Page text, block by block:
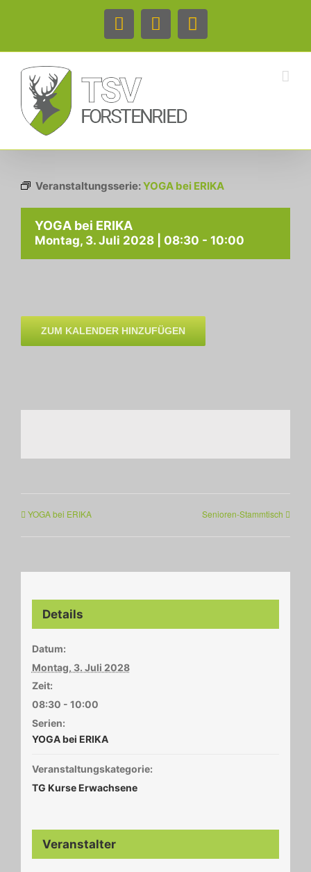
FacebookInstagram
Telefon
Veranstaltungsserie:YOGA bei ERIKA
YOGA bei ERIKA
Montag, 3. Juli 2028 | 08:30 - 10:00
ZUM KALENDER HINZUFÜGEN
YOGA bei ERIKA Senioren-Stammtisch
Details
Datum:
Montag, 3. Juli 2028
Zeit:
08:30 - 10:00
Serien:
YOGA bei ERIKA
Veranstaltungskategorie:
TG Kurse Erwachsene
Veranstalter